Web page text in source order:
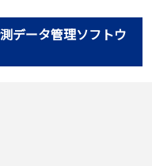
データ管理ソフトウ